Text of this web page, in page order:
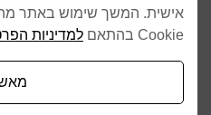
אישית. המשך שימוש באתר
Cookie בהתאם
למדיניות